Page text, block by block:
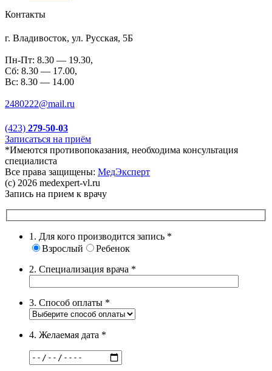
Контакты
г. Владивосток, ул. Русская, 5Б
Пн-Пт: 8.30 — 19.30,
Сб: 8.30 — 17.00,
Вс: 8.30 — 14.00
2480222@mail.ru
(423) 279-50-03
Записаться на приём
*Имеются противопоказания, необходима консультация
специалиста
Все права защищены: МедЭксперт
(c) 2026 medexpert-vl.ru
Запись на прием к врачу
1. Для кого производится запись *
Взрослый
Ребенок
2. Специализация врача *
3. Способ оплаты *
4. Желаемая дата *